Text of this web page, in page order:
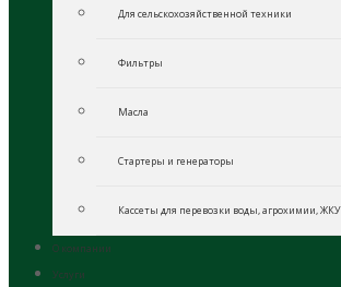
Для сельскохозяйственной техники
Фильтры
Масла
Стартеры и генераторы
Кассеты для перевозки воды, агрохимии,
О компании
Услуги